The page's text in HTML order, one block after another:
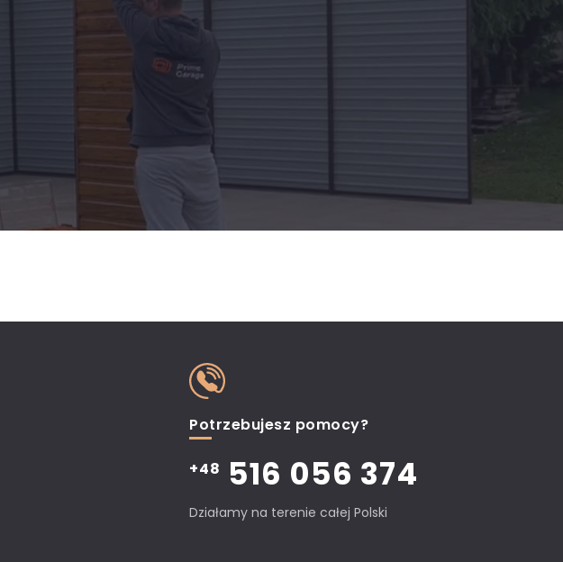
Potrzebujesz pomocy?
+48 516 056 374
Działamy na terenie całej Polski